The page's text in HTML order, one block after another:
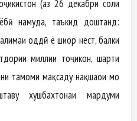
(аз 26 декабри соли
намуда, таъкид доштанд:
оддӣ ё шиор нест, балки
миллии тоҷикон, шарти
тамоми мақсаду нақшаҳои мо
хушбахтонаи мардуми